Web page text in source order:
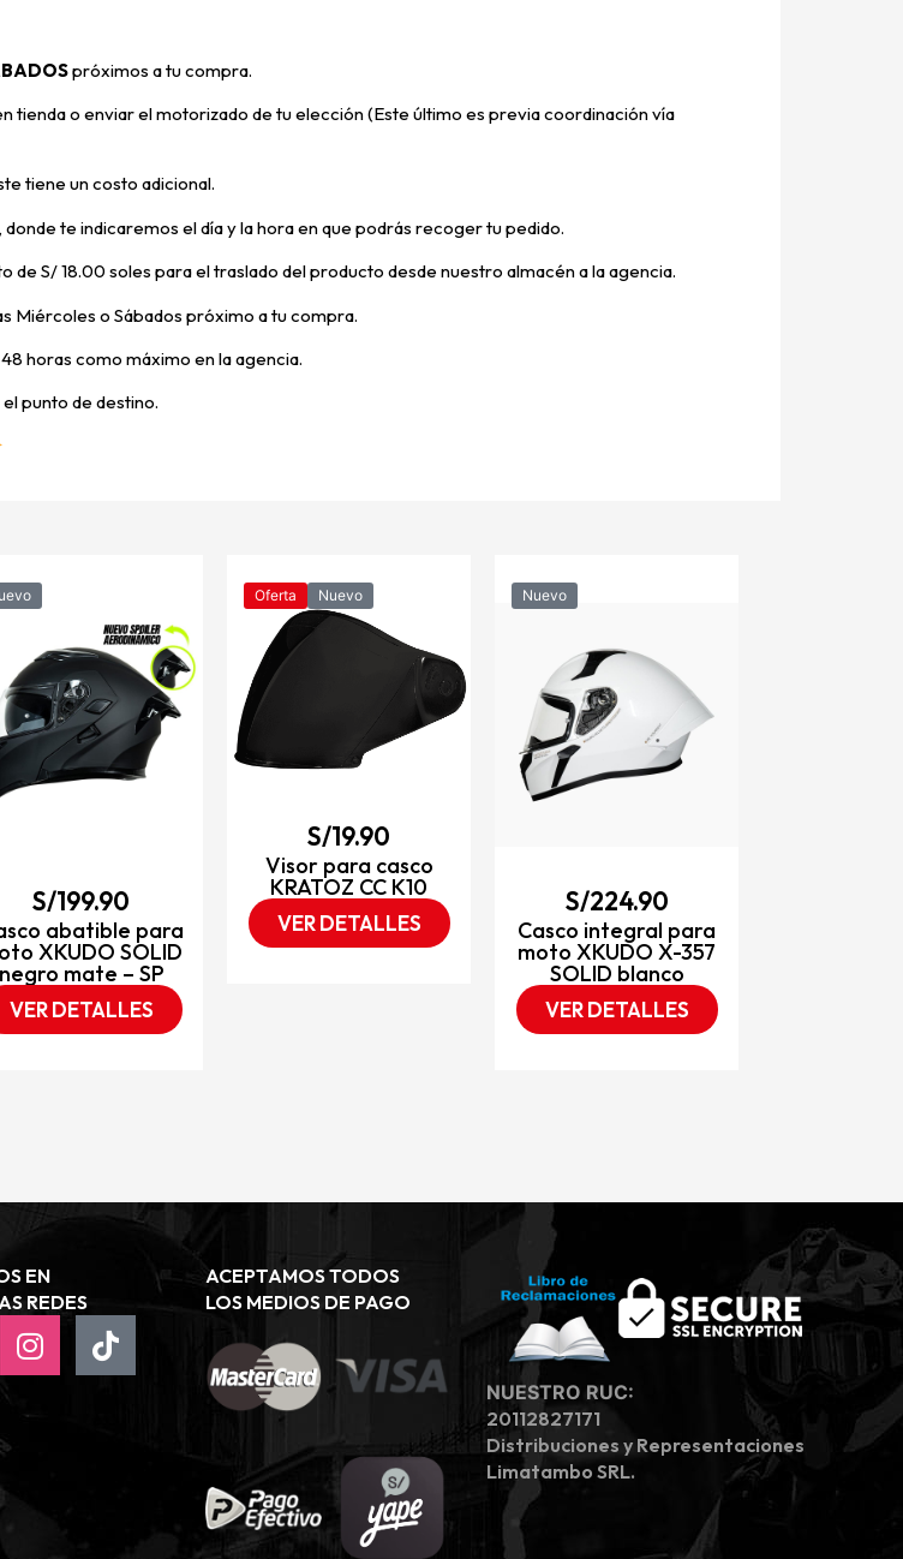
próximos a tu compra.
tienda o enviar el motorizado de tu elección (Este último es previa coordinación vía
tiene un costo adicional.
te indicaremos el día y la hora en que podrás recoger tu pedido.
de S/ 18.00 soles para el traslado del producto desde nuestro almacén a la agencia.
Miércoles o Sábados próximo a tu compra.
horas como máximo en la agencia.
punto de destino.
S/199.90
abatible para
XKUDO SOLID
negro mate – SP
VER DETALLES
Oferta Nuevo
S/19.90
Visor para casco
KRATOZ CC K10
VER DETALLES
Nuevo
S/224.90
Casco integral para
moto XKUDO X-357
SOLID blanco
VER DETALLES
EN
REDES
ACEPTAMOS TODOS
LOS MEDIOS DE PAGO
NUESTRO RUC:
20112827171
Distribuciones y Representaciones
Limatambo SRL.